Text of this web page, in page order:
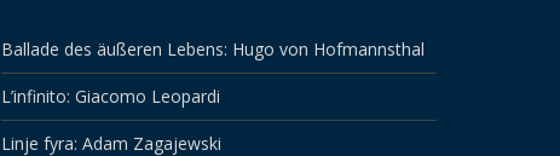
Ballade des äußeren Lebens: Hugo von Hofmannsthal
L’infinito: Giacomo Leopardi
Linje fyra: Adam Zagajewski